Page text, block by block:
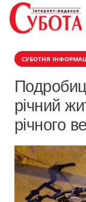
СУБОТНЯ
річний
річного